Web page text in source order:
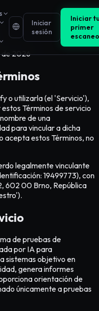
Iniciar
sesión
Iniciar
primer
de 2026
o utilizarla (el 'Servicio'),
Términos de servicio
de una
para vincular a dicha
acepta estos Términos, no
legalmente vinculante
19499773), con
602 00 Brno, República
de pruebas de
por IA para
sistemas objetivo en
genera informes
orientación de
únicamente a pruebas